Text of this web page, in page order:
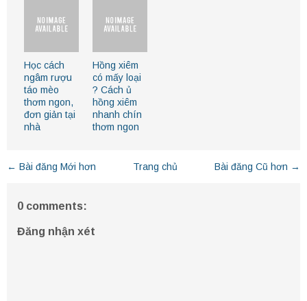
Học cách
ngâm rượu
táo mèo
thơm ngon,
đơn giản tại
nhà
Hồng xiêm
có mấy loại
? Cách ủ
hồng xiêm
nhanh chín
thơm ngon
← Bài đăng Mới hơn Bài đăng Cũ hơn →
Trang chủ
0 comments:
Đăng nhận xét